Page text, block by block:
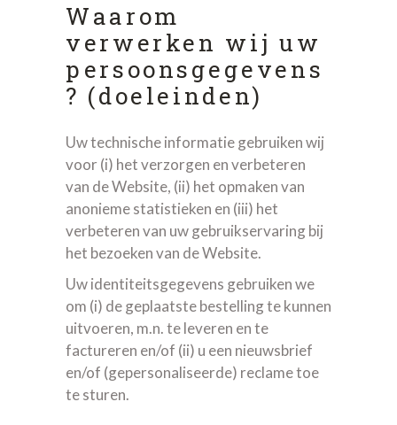
Waarom
verwerken wij uw
persoonsgegevens
? (doeleinden)
Uw technische informatie gebruiken wij
voor (i) het verzorgen en verbeteren
van de Website, (ii) het opmaken van
anonieme statistieken en (iii) het
verbeteren van uw gebruikservaring bij
het bezoeken van de Website.
Uw identiteitsgegevens gebruiken we
om (i) de geplaatste bestelling te kunnen
uitvoeren, m.n. te leveren en te
factureren en/of (ii) u een nieuwsbrief
en/of (gepersonaliseerde) reclame toe
te sturen.